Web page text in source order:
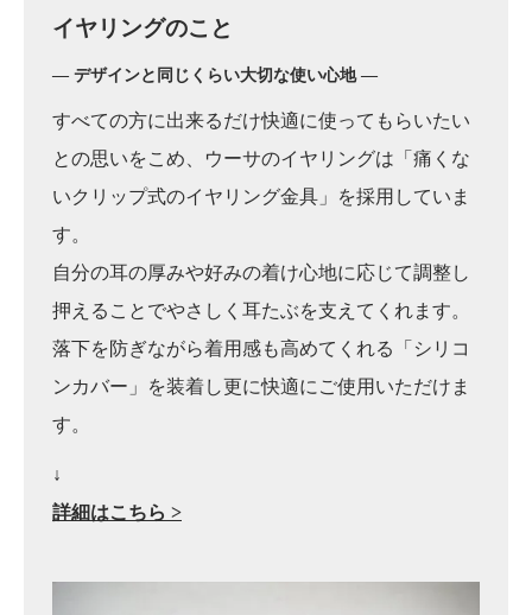
イヤリングのこと
― デザインと同じくらい大切な使い心地 ―
すべての方に出来るだけ快適に使ってもらいたい
との思いをこめ、ウーサのイヤリングは「痛くな
いクリップ式のイヤリング金具」を採用していま
す。
自分の耳の厚みや好みの着け心地に応じて調整し
押えることでやさしく耳たぶを支えてくれます。
落下を防ぎながら着用感も高めてくれる「シリコ
ンカバー」を装着し更に快適にご使用いただけま
す。
↓
詳細はこちら >